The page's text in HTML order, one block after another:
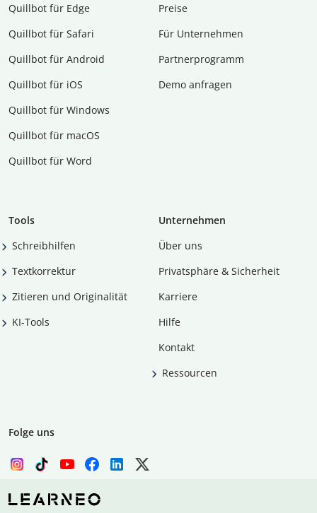
Quillbot für Edge
Quillbot für Safari
Quillbot für Android
Quillbot für iOS
Quillbot für Windows
Quillbot für macOS
Quillbot für Word
Preise
Für Unternehmen
Partnerprogramm
Demo anfragen
Tools
Schreibhilfen
Textkorrektur
Zitieren und Originalität
KI-Tools
Unternehmen
Über uns
Privatsphäre & Sicherheit
Karriere
Hilfe
Kontakt
Ressourcen
Folge uns